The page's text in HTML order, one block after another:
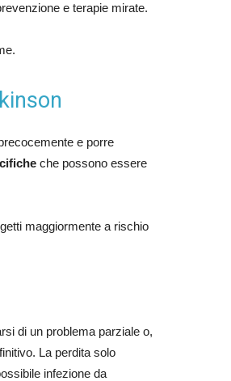
e terapie mirate.
e porre
che possono essere
maggiormente a rischio
di un problema parziale o,
La perdita solo
infezione da